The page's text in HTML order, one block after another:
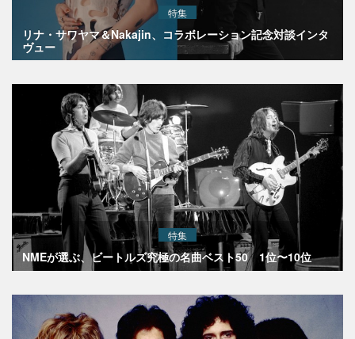
特集
リナ・サワヤマ＆Nakajin、コラボレーション記念対談インタ
ヴュー
特集
NMEが選ぶ、ビートルズ究極の名曲ベスト50 1位〜10位